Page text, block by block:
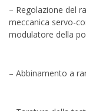
– Regolazione del
meccanica servo-
modulatore della
– Abbinamento a